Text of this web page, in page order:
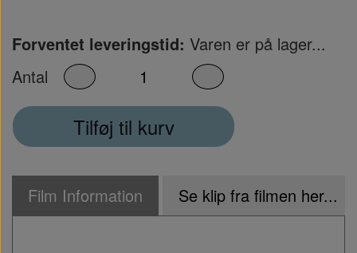
Forventet leveringstid: Varen er på lager...
Antal
Tilføj til kurv
Film Information Se klip fra filmen her...